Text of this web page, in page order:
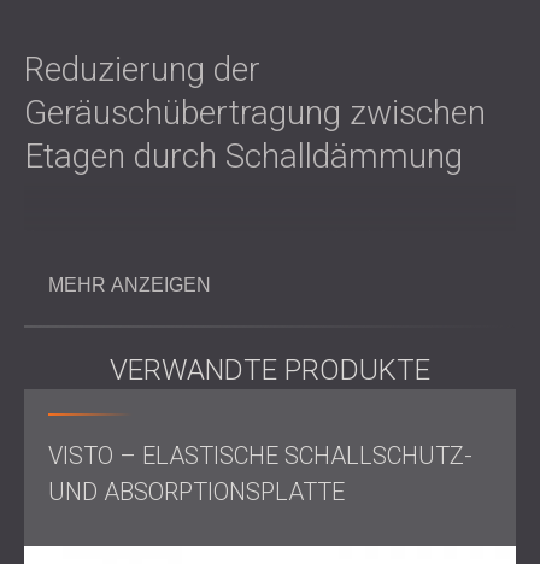
SCHALLDÄMMUNG UND
AKUSTIKLÖSUNGEN FÜR
RECHENZENTREN
Reduzierung der
Geräuschübertragung zwischen
Etagen durch Schalldämmung
verstärkte Geräusche leicht durch die Struktur dringen,
kann zu Beschwerden und geringerer Zufriedenheit der
Hotelgäste führen.
Das Ziel von DECIBEL bei diesem Projekt war es, die
vertikale Schallübertragung vom Konferenzraum in die
oberen Stockwerke zu begrenzen. Eine gut durchdachte
Schallschutzlösung war erforderlich, um störenden Lärm
zu blockieren und die ruhige Umgebung zu gewährleisten,
MEHR ANZEIGEN
VERWANDTE PRODUKTE
VISTO – ELASTISCHE SCHALLSCHUTZ-
UND ABSORPTIONSPLATTE